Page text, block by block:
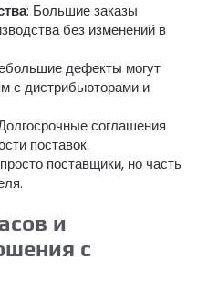
: Большие заказы
без изменений в
дефекты могут
с дистрибьюторами и
соглашения
поставок.
поставщики, но часть
и
с